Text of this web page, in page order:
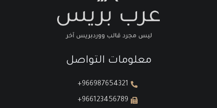
معلومات التواصل
966987654321+
966123456789+